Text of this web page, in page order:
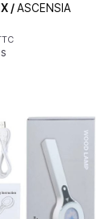
/ASCENSIA